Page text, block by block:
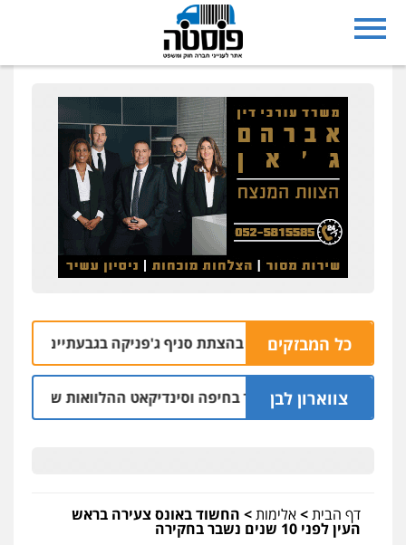
כל המבזקים
בחשד למעורבות בהצתת סניף ג'פניקה בגבעתיים 06.08 | 22:58
צווארון לבן
ש"ס לשעבר בחיפה וסינדיקאט ההלוואות של משפחת הרינג
דף הבית>אלימות> החשוד באונס צעירה בראש
העין לפני 10 שנים נשבר בחקירה